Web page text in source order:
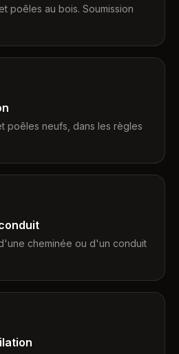
poêles au bois. Soumission
poêles neufs, dans les règles
cheminée ou d'un conduit